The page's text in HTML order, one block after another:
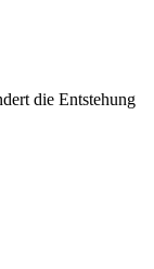
die Entstehung